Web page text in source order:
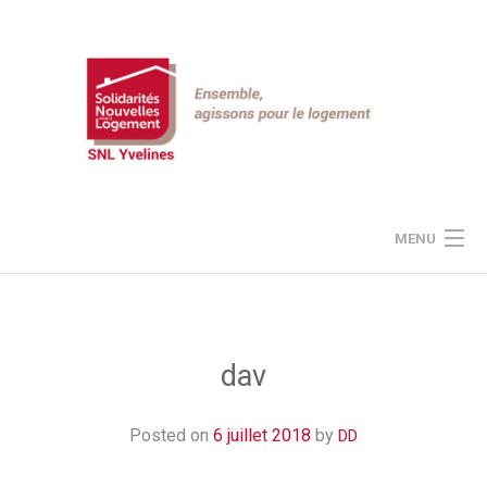
MENU
dav
Posted on 6 juillet 2018 by DD